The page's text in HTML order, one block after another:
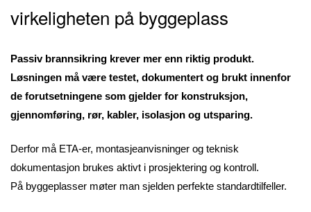
virkeligheten på byggeplass
Passiv brannsikring krever mer enn riktig produkt.
Løsningen må være testet, dokumentert og brukt innenfor
de forutsetningene som gjelder for konstruksjon,
gjennomføring, rør, kabler, isolasjon og utsparing.
Derfor må ETA-er, montasjeanvisninger og teknisk
dokumentasjon brukes aktivt i prosjektering og kontroll.
På byggeplasser møter man sjelden perfekte standardtilfeller.